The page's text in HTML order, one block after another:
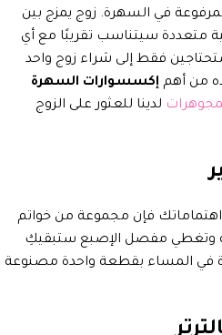
في السهرة. زوج يمزج بين
متعددة سيتناسب تقريبًا مع أي
فقط إلى شراء زوج واحد
من أهم إكسسوارات السهرة
لدينا للعثور على الزوج
اهتماماتك فإن مجموعة من خواتم
وتغطي مفصل الإصبع ستبقيكِ
في المساء بقطعة واحدة مصنوعة